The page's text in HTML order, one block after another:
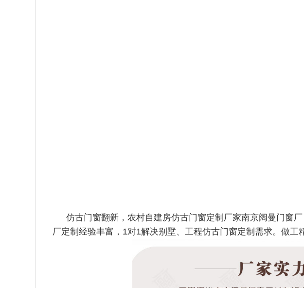
仿古门窗翻新，农村自建房仿古门窗定制厂家南京阔曼门窗
厂定制经验丰富，1对1解决别墅、工程仿古门窗定制需求。做工